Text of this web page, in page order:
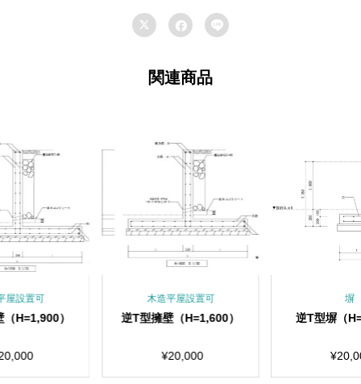
個
  
関連商品
屋設置可
H=1,900）
木造平屋設置可
逆T型擁壁（H=1,600）
¥20,000
塀
逆T型塀（
¥